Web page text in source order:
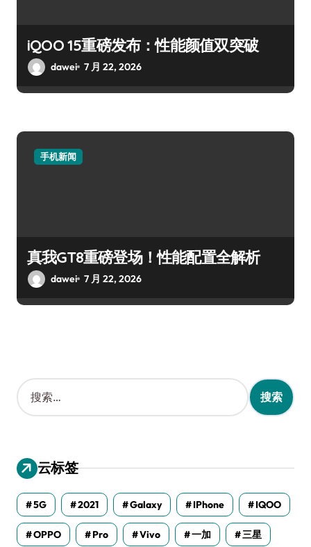
iQOO 15重磅发布：性能颜值双突破
dawei 7 月 22, 2026
手机新闻
真我GT8重磅登场！性能配置全解析
dawei 7 月 22, 2026
搜
索
：
云标签
5G 2021 Galaxy IPhone IQOO
OPPO Pro Vivo 一加 三星